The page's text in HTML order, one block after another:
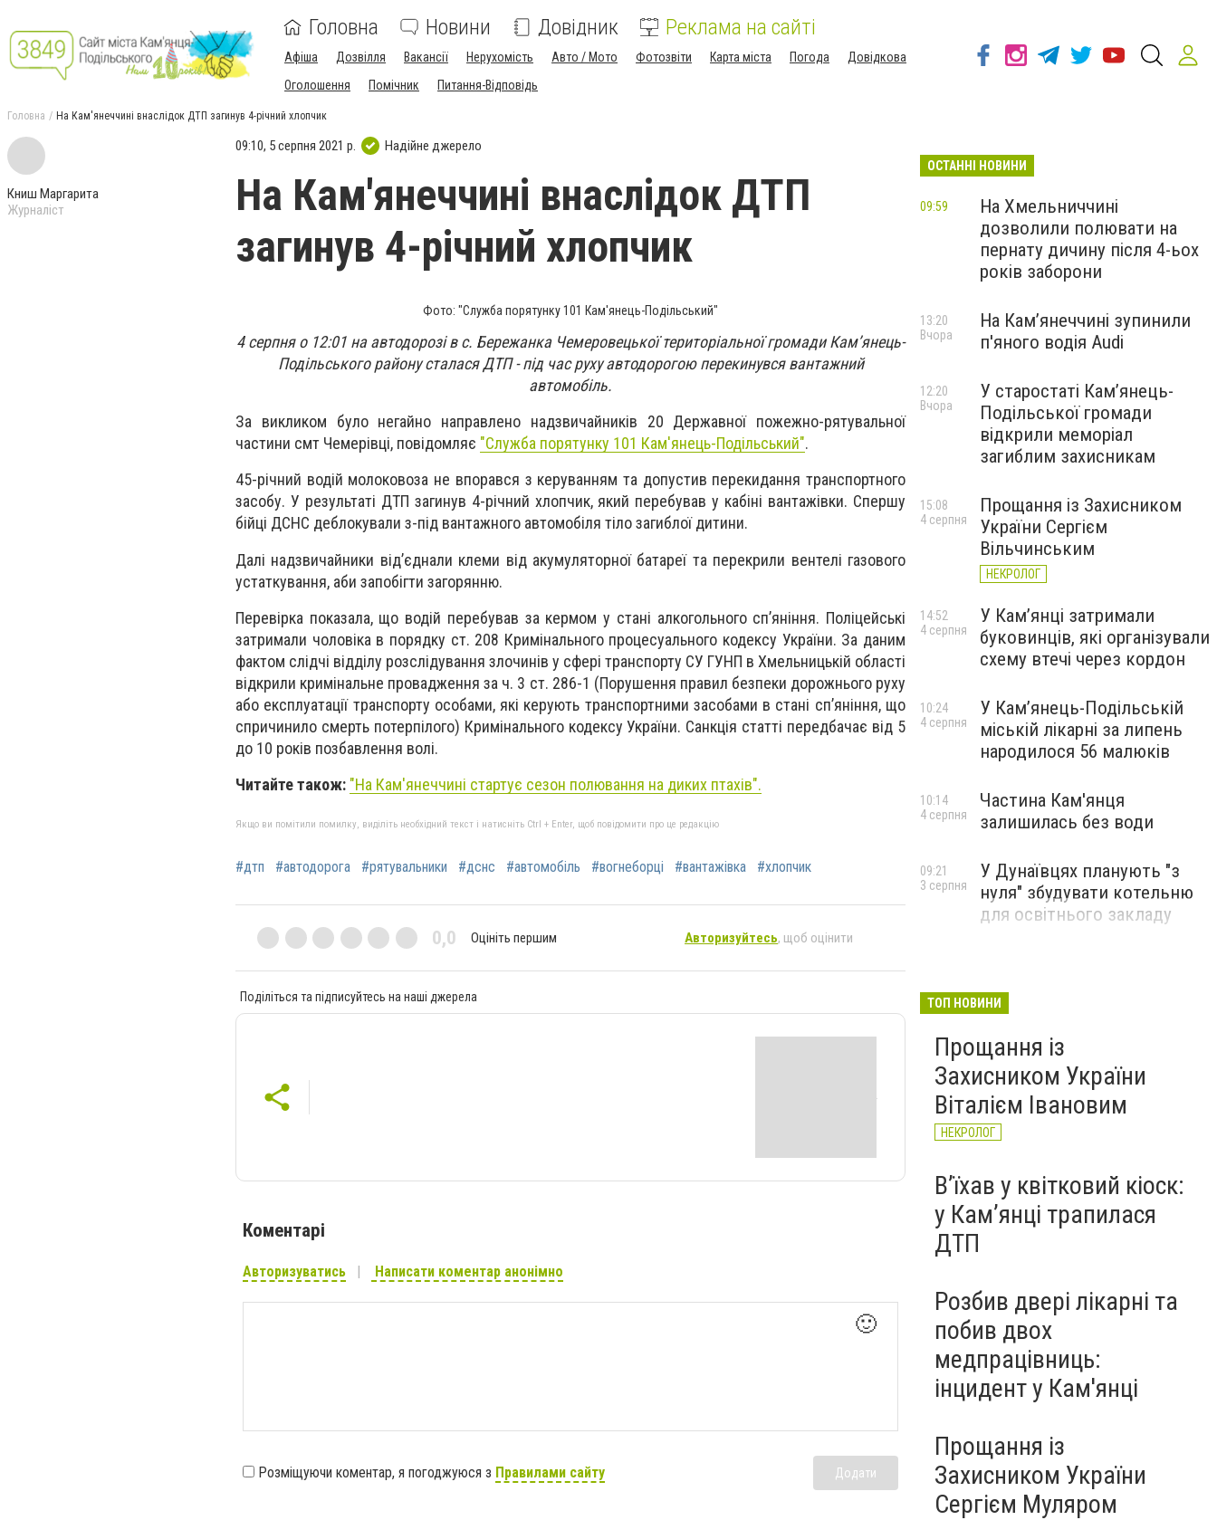
Головна Новини Довідник Реклама на сайті
Афіша Дозвілля Вакансії Нерухомість Авто / Мото Фотозвіти Карта міста Погода
Довідкова
Оголошення
Помічник Питання-Відповідь
Головна На Кам'янеччині внаслідок ДТП загинув 4-річний хлопчик
Книш Маргарита
Журналіст
09:10, 5 серпня 2021 р. Надійне джерело
На Кам'янеччині внаслідок ДТП
загинув 4-річний хлопчик
Фото: "Служба порятунку 101 Кам'янець-Подільський"
4 серпня о 12:01 на автодорозі в с. Бережанка Чемеровецької територіальної громади Кам’янець-
Подільського району сталася ДТП - під час руху автодорогою перекинувся вантажний
автомобіль.
За викликом було негайно направлено надзвичайників 20 Державної пожежно-рятувальної
частини смт Чемерівці, повідомляє "Служба порятунку 101 Кам'янець-Подільський".
45-річний водій молоковоза не впорався з керуванням та допустив перекидання транспортного
засобу. У результаті ДТП загинув 4-річний хлопчик, який перебував у кабіні вантажівки. Спершу
бійці ДСНС деблокували з-під вантажного автомобіля тіло загиблої дитини.
Далі надзвичайники від’єднали клеми від акумуляторної батареї та перекрили вентелі газового
устаткування, аби запобігти загорянню.
Перевірка показала, що водій перебував за кермом у стані алкогольного сп’яніння. Поліцейські
затримали чоловіка в порядку ст. 208 Кримінального процесуального кодексу України. За даним
фактом слідчі відділу розслідування злочинів у сфері транспорту СУ ГУНП в Хмельницькій області
відкрили кримінальне провадження за ч. 3 ст. 286-1 (Порушення правил безпеки дорожнього руху
або експлуатації транспорту особами, які керують транспортними засобами в стані сп’яніння, що
спричинило смерть потерпілого) Кримінального кодексу України. Санкція статті передбачає від 5
до 10 років позбавлення волі.
Читайте також: "На Кам'янеччині стартує сезон полювання на диких птахів".
Якщо ви помітили помилку, виділіть необхідний текст і натисніть Ctrl + Enter, щоб повідомити про це редакцію
#дтп #автодорога #рятувальники #дснс #автомобіль #вогнеборці #вантажівка #хлопчик
0,0 Оцініть першим Авторизуйтесь, щоб оцінити
Поділіться та підписуйтесь на наші джерела
Коментарі
Авторизуватись Написати коментар анонімно
🙂
Розміщуючи коментар, я погоджуюся з Правилами сайту Додати
ОСТАННІ НОВИНИ
На Хмельниччині
дозволили полювати на
пернату дичину після 4-ьох
років заборони
09:59
На Камʼянеччині зупинили
п'яного водія Audi
13:20
Вчора
У старостаті Кам’янець-
Подільської громади
відкрили меморіал
загиблим захисникам
12:20
Вчора
Прощання із Захисником
України Сергієм
Вільчинським
НЕКРОЛОГ
15:08
4 серпня
У Кам’янці затримали
буковинців, які організували
схему втечі через кордон
14:52
4 серпня
У Кам’янець-Подільській
міській лікарні за липень
народилося 56 малюків
10:24
4 серпня
Частина Кам'янця
залишилась без води
10:14
4 серпня
У Дунаївцях планують "з
нуля" збудувати котельню
для освітнього закладу
09:21
3 серпня
ТОП НОВИНИ
Прощання із
Захисником України
Віталієм Івановим
НЕКРОЛОГ
Вʼїхав у квітковий кіоск:
у Камʼянці трапилася
ДТП
Розбив двері лікарні та
побив двох
медпрацівниць:
інцидент у Кам'янці
Прощання із
Захисником України
Сергієм Муляром